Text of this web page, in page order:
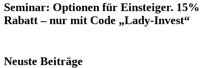
Seminar: Optionen für Einsteiger. 15%
Rabatt – nur mit Code „Lady-Invest“
Neuste Beiträge